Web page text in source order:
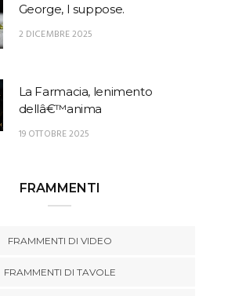
George, I suppose.
2 DICEMBRE 2025
La Farmacia, lenimento
dellâ€™anima
19 OTTOBRE 2025
FRAMMENTI
FRAMMENTI DI VIDEO
FRAMMENTI DI TAVOLE